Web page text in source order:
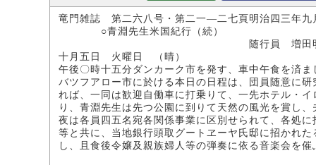
竜門雑誌 第二六八号・第二一―二七頁明治四三年九
○青淵先生米国紀行（続）
随行員 増田明
十月五日 火曜日 （晴）
午後〇時十五分ダンカーク市を発す、車中午食を済
バツフアロー市に於ける本日の日程は、団員随意に
れば、一同は歓迎自働車に打乗りて、一先ホテル・
り、青淵先生は先つ公園に到りて天然の風光を賞し
夜は各員四五名宛各関係事業に区別せられて、各処
等と共に、当地銀行頭取グートヱーヤ氏邸に招かれ
し、且食後令嬢及親族婦人等の弾奏に依る音楽会を